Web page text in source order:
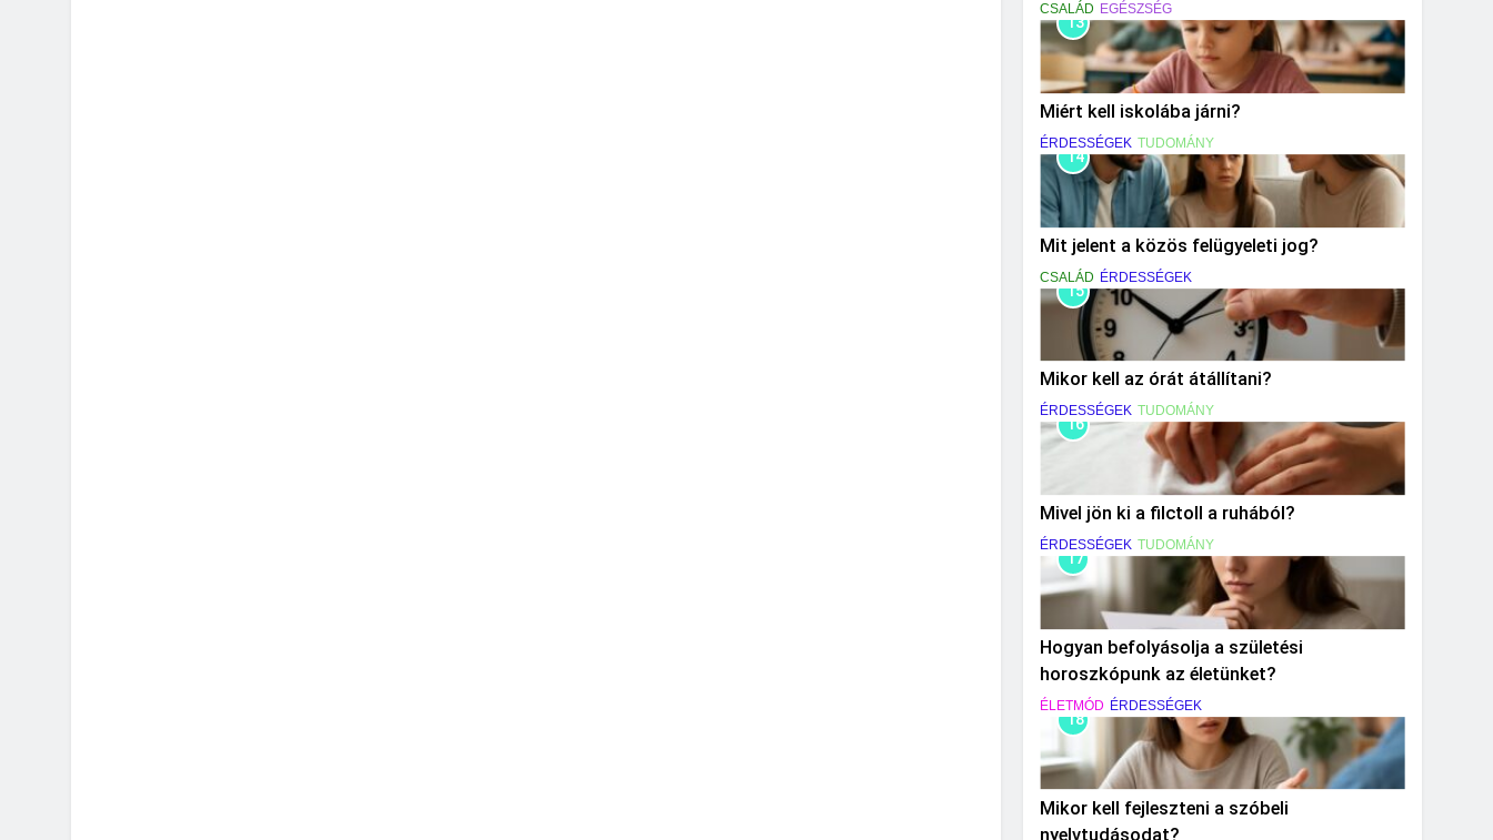
CSALÁD EGÉSZSÉG
13
Miért kell iskolába járni?
ÉRDESSÉGEK TUDOMÁNY
14
Mit jelent a közös felügyeleti jog?
CSALÁD ÉRDESSÉGEK
15
Mikor kell az órát átállítani?
ÉRDESSÉGEK TUDOMÁNY
16
Mivel jön ki a filctoll a ruhából?
ÉRDESSÉGEK TUDOMÁNY
17
Hogyan befolyásolja a születési
horoszkópunk az életünket?
ÉLETMÓD ÉRDESSÉGEK
18
Mikor kell fejleszteni a szóbeli
nyelvtudásodat?